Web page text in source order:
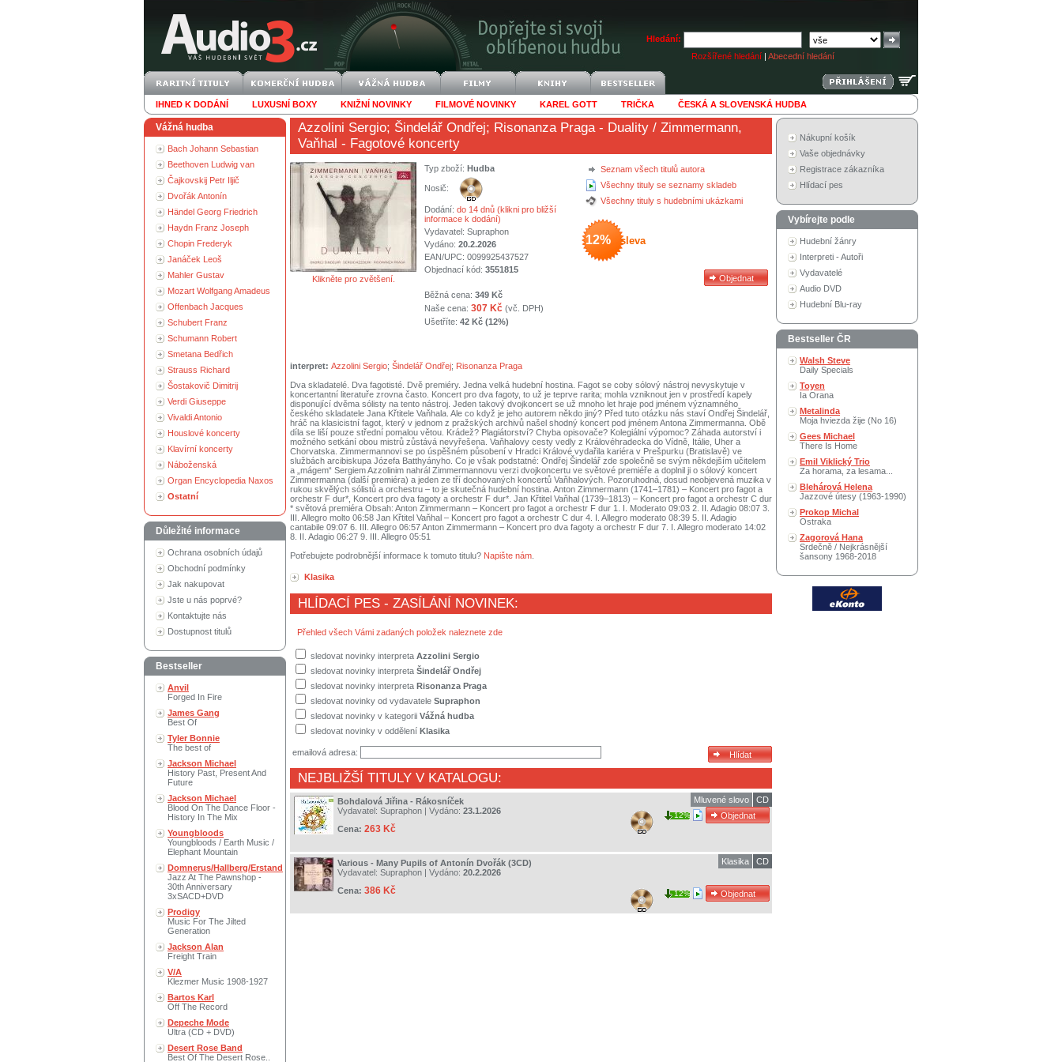
Hledání:
Rozšířené hledání | Abecední hledání
IHNED K DODÁNÍ LUXUSNÍ BOXY KNIŽNÍ NOVINKY FILMOVÉ NOVINKY KAREL GOTT TRIČKA ČESKÁ A SLOVENSKÁ HUDBA
Vážná hudba
Bach Johann Sebastian
Beethoven Ludwig van
Čajkovskij Petr Iljič
Dvořák Antonín
Händel Georg Friedrich
Haydn Franz Joseph
Chopin Frederyk
Janáček Leoš
Mahler Gustav
Mozart Wolfgang Amadeus
Offenbach Jacques
Schubert Franz
Schumann Robert
Smetana Bedřich
Strauss Richard
Šostakovič Dimitrij
Verdi Giuseppe
Vivaldi Antonio
Houslové koncerty
Klavírní koncerty
Náboženská
Organ Encyclopedia Naxos
Ostatní
Důležité informace
Ochrana osobních údajů
Obchodní podmínky
Jak nakupovat
Jste u nás poprvé?
Kontaktujte nás
Dostupnost titulů
Bestseller
Anvil
Forged In Fire
James Gang
Best Of
Tyler Bonnie
The best of
Jackson Michael
History Past, Present And
Future
Jackson Michael
Blood On The Dance Floor -
History In The Mix
Youngbloods
Youngbloods / Earth Music /
Elephant Mountain
Domnerus/Hallberg/Erstand
Jazz At The Pawnshop -
30th Anniversary
3xSACD+DVD
Prodigy
Music For The Jilted
Generation
Jackson Alan
Freight Train
V/A
Klezmer Music 1908-1927
Bartos Karl
Off The Record
Depeche Mode
Ultra (CD + DVD)
Desert Rose Band
Best Of The Desert Rose..
Azzolini Sergio; Šindelář Ondřej; Risonanza Praga- Duality / Zimmermann,
Vaňhal - Fagotové koncerty
Klikněte pro zvětšení.
Seznam všech titulů autora
Všechny tituly se seznamy skladeb
Všechny tituly s hudebními ukázkami
12% sleva
Typ zboží: Hudba
Nosič:
Dodání: do 14 dnů (klikni pro bližší
informace k dodání)
Vydavatel: Supraphon
Vydáno: 20.2.2026
EAN/UPC: 0099925437527
Objednací kód: 3551815
Běžná cena: 349 Kč
Naše cena: 307 Kč (vč. DPH)
Ušetříte: 42 Kč (12%)
interpret: Azzolini Sergio; Šindelář Ondřej; Risonanza Praga
Dva skladatelé. Dva fagotisté. Dvě premiéry. Jedna velká hudební hostina. Fagot se coby sólový nástroj nevyskytuje v
koncertantní literatuře zrovna často. Koncert pro dva fagoty, to už je teprve rarita; mohla vzniknout jen v prostředí kapely
disponující dvěma sólisty na tento nástroj. Jeden takový dvojkoncert se už mnoho let hraje pod jménem významného
českého skladatele Jana Křtitele Vaňhala. Ale co když je jeho autorem někdo jiný? Před tuto otázku nás staví Ondřej Šindelář,
hráč na klasicistní fagot, který v jednom z pražských archivů našel shodný koncert pod jménem Antona Zimmermanna. Obě
díla se liší pouze střední pomalou větou. Krádež? Plagiátorství? Chyba opisovače? Kolegiální výpomoc? Záhada autorství i
možného setkání obou mistrů zůstává nevyřešena. Vaňhalovy cesty vedly z Královéhradecka do Vídně, Itálie, Uher a
Chorvatska. Zimmermannovi se po úspěšném působení v Hradci Králové vydařila kariéra v Prešpurku (Bratislavě) ve
službách arcibiskupa Józefa Batthyányho. Co je však podstatné: Ondřej Šindelář zde společně se svým někdejším učitelem
a „mágem“ Sergiem Azzolinim nahrál Zimmermannovu verzi dvojkoncertu ve světové premiéře a doplnil ji o sólový koncert
Zimmermanna (další premiéra) a jeden ze tří dochovaných koncertů Vaňhalových. Pozoruhodná, dosud neobjevená muzika v
rukou skvělých sólistů a orchestru – to je skutečná hudební hostina. Anton Zimmermann (1741–1781) – Koncert pro fagot a
orchestr F dur*, Koncert pro dva fagoty a orchestr F dur*. Jan Křtitel Vaňhal (1739–1813) – Koncert pro fagot a orchestr C dur
* světová premiéra Obsah: Anton Zimmermann – Koncert pro fagot a orchestr F dur 1. I. Moderato 09:03 2. II. Adagio 08:07 3.
III. Allegro molto 06:58 Jan Křtitel Vaňhal – Koncert pro fagot a orchestr C dur 4. I. Allegro moderato 08:39 5. II. Adagio
cantabile 09:07 6. III. Allegro 06:57 Anton Zimmermann – Koncert pro dva fagoty a orchestr F dur 7. I. Allegro moderato 14:02
8. II. Adagio 06:27 9. III. Allegro 05:51
Potřebujete podrobnější informace k tomuto titulu? Napište nám
Klasika
HLÍDACÍ PES - ZASÍLÁNÍ NOVINEK:
Přehled všech Vámi zadaných položek naleznete zde
sledovat novinky interpreta Azzolini Sergio
sledovat novinky interpreta Šindelář Ondřej
sledovat novinky interpreta Risonanza Praga
sledovat novinky od vydavatele Supraphon
sledovat novinky v kategorii Vážná hudba
sledovat novinky v oddělení Klasika
emailová adresa:
NEJBLIŽŠÍ TITULY V KATALOGU:
Bohdalová Jiřina - Rákosníček
Vydavatel: Supraphon | Vydáno: 23.1.2026
Cena: 263 Kč
CD
Mluvené slovo
12%
Various - Many Pupils of Antonín Dvořák (3CD)
Vydavatel: Supraphon | Vydáno: 20.2.2026
Cena: 386 Kč
CD
Klasika
12%
Nákupní košík
Vaše objednávky
Registrace zákazníka
Hlídací pes
Vybírejte podle
Hudební žánry
Interpreti - Autoři
Vydavatelé
Audio DVD
Hudební Blu-ray
Bestseller ČR
Walsh Steve
Daily Specials
Toyen
Ia Orana
Metalinda
Moja hviezda žije (No 16)
Gees Michael
There Is Home
Emil Viklický Trio
Za horama, za lesama...
Blehárová Helena
Jazzové útesy (1963-1990)
Prokop Michal
Ostraka
Zagorová Hana
Srdečně / Nejkrásnější
šansony 1968-2018